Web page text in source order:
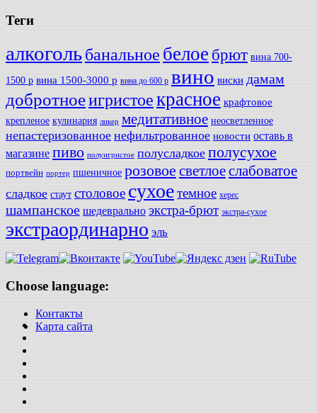
Теги
алкогольбанальное белое брют вина 700-
1500 р вина 1500-3000 р вина до 600 р вино виски дамам
добротноеигристоекрасное крафтовое
крепленое кулинария ликер медитативное неосветленное
непастеризованное нефильтрованное новости оставь в
магазине пиво полуигристое полусладкое полусухое
портвейн портер пшеничное розовое светлоеслабоватое
сладкое стаут столовое сухоетемное херес
шампанское шедеврально экстра-брют экстра-сухое
экстраординарно эль
Choose language:
Контакты
Карта сайта